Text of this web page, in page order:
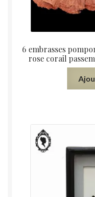
6 embrasses
rose corail